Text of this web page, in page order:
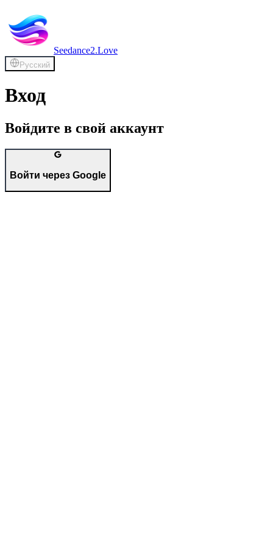
Seedance2.Love
Русский
Вход
Войдите в свой аккаунт
Войти через Google